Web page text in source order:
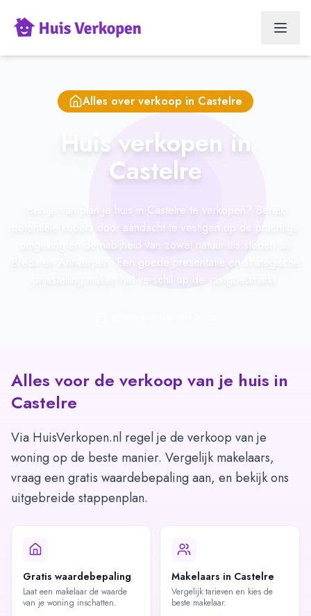
Alles over verkoop in Castelre
Huis verkopen in
Castelre
Ben je van plan je huis in Castelre te verkopen? Bereik
potentiële kopers door aandacht te vestigen op de prachtige
omgeving en de nabijheid van zowel natuur als steden als
Breda en Antwerpen. Een goede presentatie en strategische
prijsstelling maken het verschil op de vastgoedmarkt.
Alles voor de verkoop van je huis in
Castelre
Via HuisVerkopen.nl regel je de verkoop van je
woning op de beste manier. Vergelijk makelaars,
vraag een gratis waardebepaling aan, en bekijk ons
uitgebreide stappenplan.
Gratis waardebepaling
Laat een makelaar de waarde
van je woning inschatten.
Makelaars in Castelre
Vergelijk tarieven en kies de
beste makelaar.